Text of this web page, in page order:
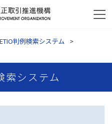
判例検索システム
索システム